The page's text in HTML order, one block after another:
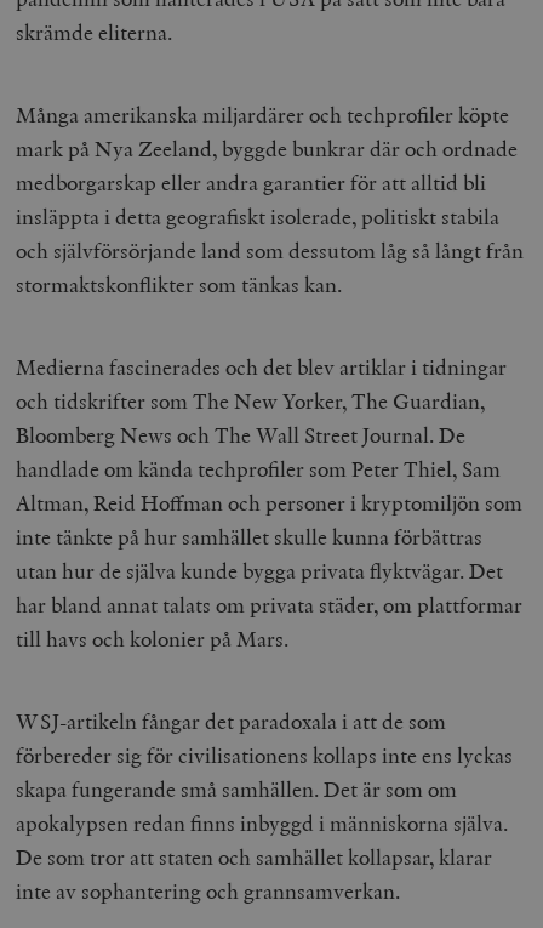
skrämde eliterna.
Många amerikanska miljardärer och techprofiler köpte
mark på Nya Zeeland, byggde bunkrar där och ordnade
medborgarskap eller andra garantier för att alltid bli
insläppta i detta geografiskt isolerade, politiskt stabila
och självförsörjande land som dessutom låg så långt från
stormaktskonflikter som tänkas kan.
Medierna fascinerades och det blev artiklar i tidningar
och tidskrifter som The New Yorker, The Guardian,
Bloomberg News och The Wall Street Journal. De
handlade om kända techprofiler som Peter Thiel, Sam
Altman, Reid Hoffman och personer i kryptomiljön som
inte tänkte på hur samhället skulle kunna förbättras
utan hur de själva kunde bygga privata flyktvägar. Det
har bland annat talats om privata städer, om plattformar
till havs och kolonier på Mars.
WSJ-artikeln fångar det paradoxala i att de som
förbereder sig för civilisationens kollaps inte ens lyckas
skapa fungerande små samhällen. Det är som om
apokalypsen redan finns inbyggd i människorna själva.
De som tror att staten och samhället kollapsar, klarar
inte av sophantering och grannsamverkan.